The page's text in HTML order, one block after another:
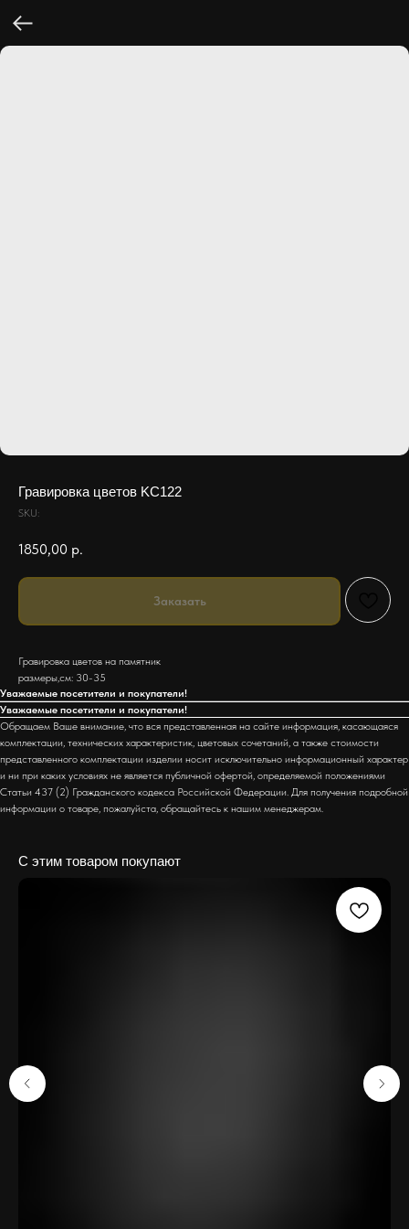
Гравировка цветов KC122
SKU:
1850,00 р.
Заказать
Гравировка цветов на памятник
размеры,см: 30-35
Уважаемые посетители и покупатели!
Уважаемые посетители и покупатели!
Обращаем Ваше внимание, что вся представленная на сайте информация, касающаяся
комплектации, технических характеристик, цветовых сочетаний, а также стоимости
представленного комплектации изделии носит исключительно информационный характер
и ни при каких условиях не является публичной офертой, определяемой положениями
Статьи 437 (2) Гражданского кодекса Российской Федерации. Для получения подробной
информации о товаре, пожалуйста, обращайтесь к нашим менеджерам.
С этим товаром покупают